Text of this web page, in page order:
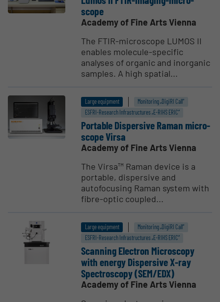
scope
Academy of Fine Arts Vienna
The FTIR-microscope LUMOS II
enables molecule-specific
analyses of organic and inorganic
samples. A high spatial...
Large equipment
Monitoring „DigiRI Call“
ESFRI-Research Infrastructures „E-RIHS ERIC“
Portable Dispersive Raman micro­
scope Virsa
Academy of Fine Arts Vienna
The Virsa™ Raman device is a
portable, dispersive and
autofocusing Raman system with
fibre-optic coupled...
Large equipment
Monitoring „DigiRI Call“
ESFRI-Research Infrastructures „E-RIHS ERIC“
Scanning Electron Microscopy
with energy Dispersive X-ray
Spectroscopy (SEM/EDX)
Academy of Fine Arts Vienna